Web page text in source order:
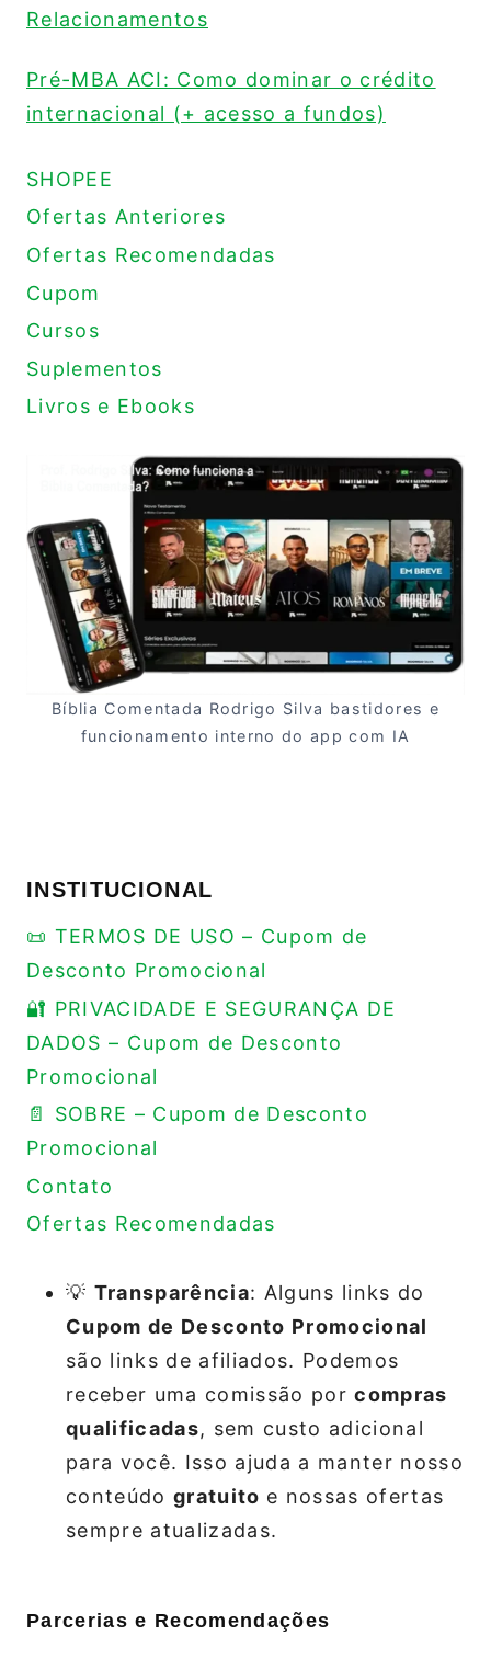
Relacionamentos
Pré-MBA ACI: Como dominar o crédito
internacional (+ acesso a fundos)
SHOPEE
Ofertas Anteriores
Ofertas Recomendadas
Cupom
Cursos
Suplementos
Livros e Ebooks
Bíblia Comentada Rodrigo Silva bastidores e
funcionamento interno do app com IA
INSTITUCIONAL
📜 TERMOS DE USO – Cupom de
Desconto Promocional
🔐 PRIVACIDADE E SEGURANÇA DE
DADOS – Cupom de Desconto
Promocional
📄 SOBRE – Cupom de Desconto
Promocional
Contato
Ofertas Recomendadas
💡 Transparência: Alguns links do
Cupom de Desconto Promocional
são links de afiliados. Podemos
receber uma comissão porcompras
qualificadas, sem custo adicional
para você. Isso ajuda a manter nosso
conteúdo gratuito e nossas ofertas
sempre atualizadas.
Parcerias e Recomendações